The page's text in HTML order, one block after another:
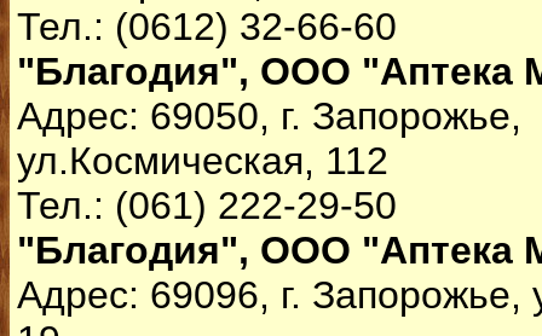
Тел.: (0612) 32-66-60
"Благодия", ООО "Аптека
Адрес: 69050, г. Запорожье,
ул.Космическая, 112
Тел.: (061) 222-29-50
"Благодия", ООО "Аптека
Адрес: 69096, г. Запорожье,